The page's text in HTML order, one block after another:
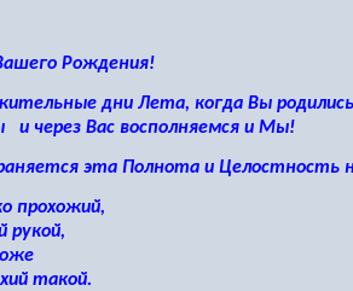
Рождения!
дни Лета, когда Вы
через Вас восполняемся и Мы!
эта Полнота и Целостность
прохожий,
рукой,
такой.